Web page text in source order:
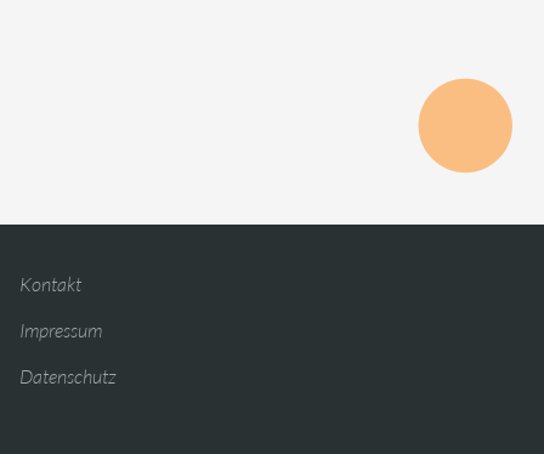
Kontakt
Impressum
Datenschutz